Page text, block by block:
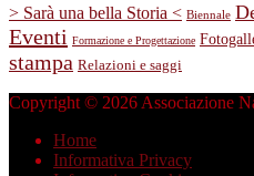
> Sarà una bella Storia < Biennale
Eventi Formazione e Progettazione
stampa Relazioni e saggi
Copyright © 2026 Associazione
Home
Informativa Privacy